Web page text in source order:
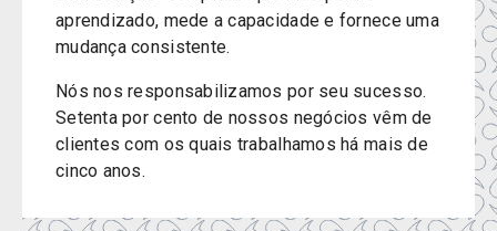
aprendizado, mede a capacidade e fornece uma
mudança consistente.
Nós nos responsabilizamos por seu sucesso.
Setenta por cento de nossos negócios vêm de
clientes com os quais trabalhamos há mais de
cinco anos.